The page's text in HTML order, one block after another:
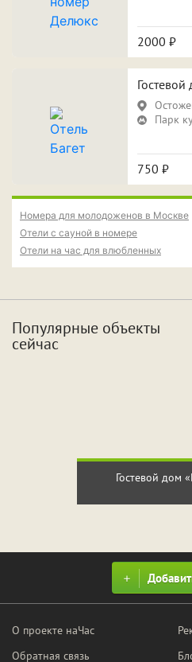
Вечеринка
Собственная парковка
Срок аренды
ПРИМЕНИТЬ ФИЛЬТРЫ
2000 ₽
Гостевой
Парк
750 ₽
Номера для молодоженов в Москве
Отели с сауной в номере
Отели на час для влюбленных
Популярные объекты
сейчас
Гостевой дом
О проекте наЧас
Обратная связь